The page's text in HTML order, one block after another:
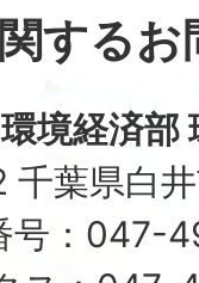
する
境経済部
葉県白
号：047-